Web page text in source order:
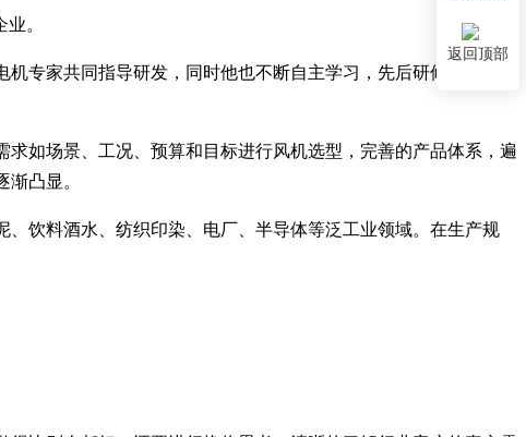
。
专家共同指导研发，同时他也不断自主学习，先后研修了西安交
如场景、工况、预算和目标进行风机选型，完善的产品体系，遍
凸显。
饮料酒水、纺织印染、电厂、半导体等泛工业领域。在生产规
返回顶部